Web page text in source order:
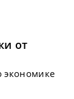
от
экономике